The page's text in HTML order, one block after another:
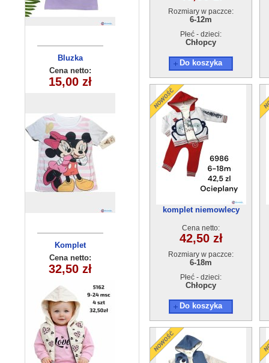
Bluzka
dziewczęca
(4-14) 6szt
Cena netto:
15,00 zł
Komplet
niemowlęcy
5162 (9-24)
4szt
Cena netto:
32,50 zł
Komplet
dziecięcy
HH-358(8-16)
10szt
Cena netto:
29,00 zł
Komplet
niemowlęcy
5586 (9-24m)
4szt
Cena netto:
17,00 zł
Rozmiary w paczce:
6-12m
Płeć - dzieci:
Chłopcy
Do koszyka
komplet niemowlecy
Cena netto:
42,50 zł
Rozmiary w paczce:
6-18m
Płeć - dzieci:
Chłopcy
Do koszyka